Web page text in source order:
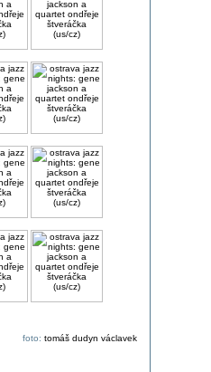
foto: tomáš dudyn václavek